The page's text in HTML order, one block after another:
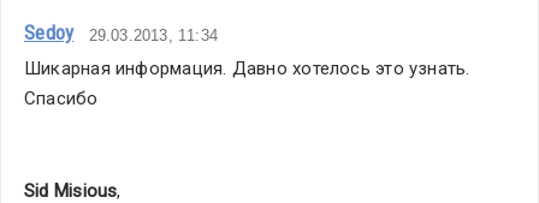
Sedoy 29.03.2013, 11:34
Шикарная информация. Давно хотелось это узнать.
Спасибо
Sid Misious,